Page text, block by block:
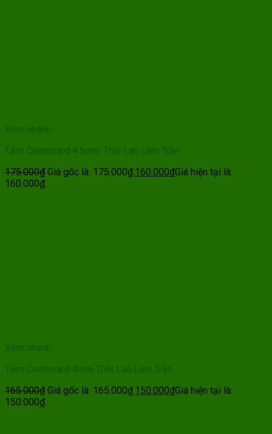
Xem nhanh
Tấm Cemboard 4.5mm Thái Lan Làm Trần
175.000₫ Giá gốc là: 175.000₫.160.000₫Giá hiện tại là:
160.000₫.
Xem nhanh
Tấm Cemboard 4mm Thái Lan Làm Trần
165.000₫ Giá gốc là: 165.000₫.150.000₫Giá hiện tại là:
150.000₫.